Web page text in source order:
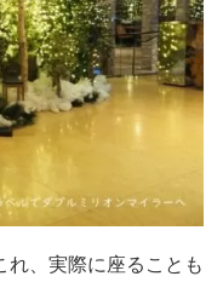
れ、実際に座ることも